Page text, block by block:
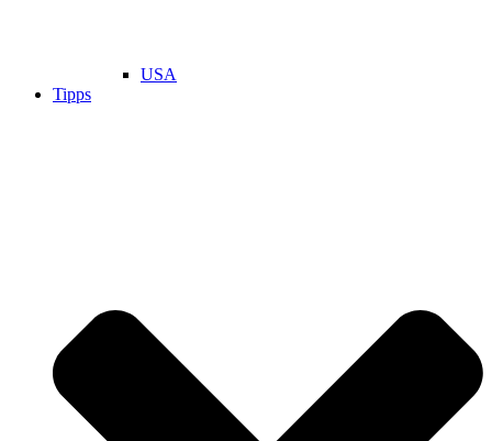
USA
Tipps